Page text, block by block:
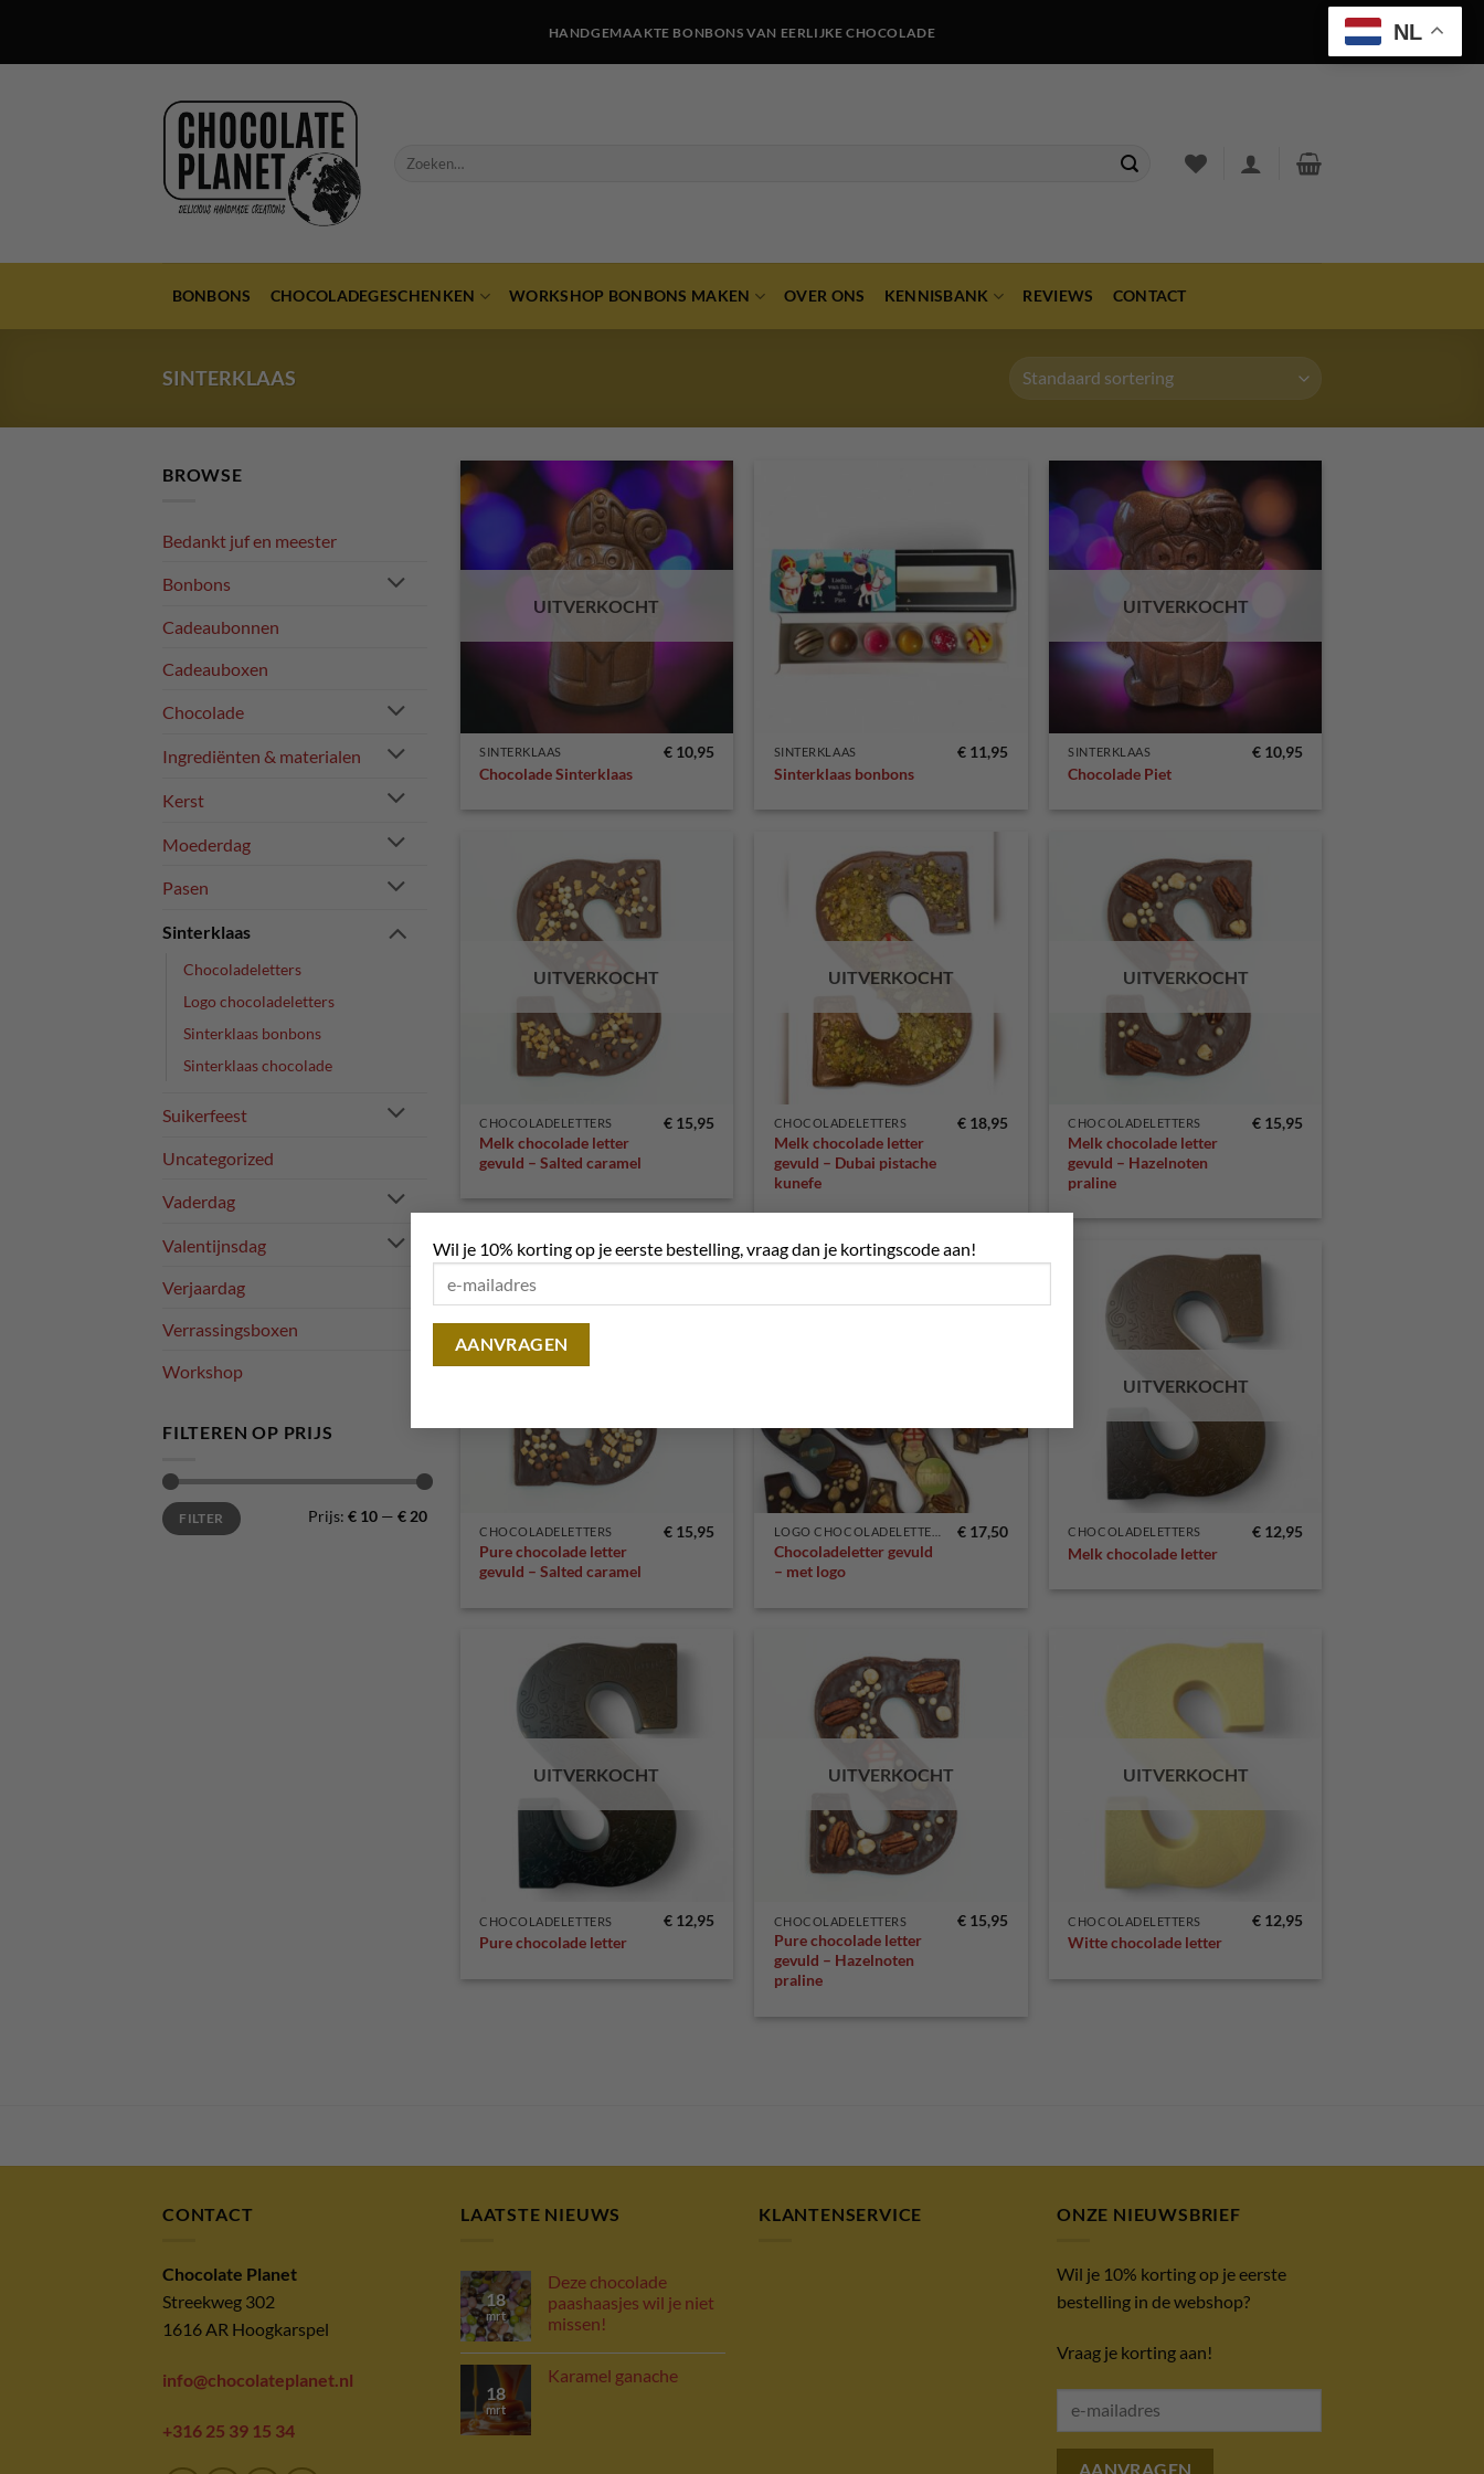
Wil je 10% korting op je eerste bestelling, vraag dan je kortingscode aan!
inhoud
HANDGEMAAKTE BONBONS VAN EERLIJKE CHOCOLADE
Zoeken
BONBONS CHOCOLADEGESCHENKEN WORKSHOP BONBONS MAKEN OVER ONS KENNISBANK REVIEWS CONTACT
SINTERKLAAS
BROWSE
Bedankt juf en meester
Bonbons
Cadeaubonnen
Cadeauboxen
Chocolade
Ingrediënten & materialen
Kerst
Moederdag
Pasen
Sinterklaas
Chocoladeletters
Logo chocoladeletters
Sinterklaas bonbons
Sinterklaas chocolade
Suikerfeest
Uncategorized
Vaderdag
Valentijnsdag
Verjaardag
Verrassingsboxen
Workshop
FILTEREN OP PRIJS
Min.
prijs
Max.
prijsFILTER Prijs: € 10 — € 20
Toevoegen
aan
verlanglijst
UITVERKOCHT
SINTERKLAAS
Chocolade Sinterklaas
€10,95
verlanglijst
SINTERKLAAS
Sinterklaas bonbons
€ 11,95
Toevoegen
aan
verlanglijst
UITVERKOCHT
SINTERKLAAS
Chocolade Piet
€10,95
UITVERKOCHT
CHOCOLADELETTERS
Melk chocolade letter
gevuld – Salted caramel
€15,95
Toevoegen
verlanglijst
UITVERKOCHT
CHOCOLADELETTERS
Melk chocolade letter
gevuld – Dubai pistache
kunefe
€ 18,95
verlanglijst
UITVERKOCHT
CHOCOLADELETTERS
Melk chocolade letter
gevuld – Hazelnoten
praline
€15,95
CHOCOLADELETTERS
Pure chocolade letter
gevuld – Salted caramel
€15,95
Chocoladeletter gevuld
– met logo
€ 17,50
UITVERKOCHT
CHOCOLADELETTERS
Melk chocolade letter
€12,95
UITVERKOCHT
CHOCOLADELETTERS
Pure chocolade letter
€12,95
verlanglijst
UITVERKOCHT
CHOCOLADELETTERS
Pure chocolade letter
gevuld – Hazelnoten
praline
€ 15,95
UITVERKOCHT
CHOCOLADELETTERS
Witte chocolade letter
€12,95
CONTACT
Chocolate Planet
Streekweg 302
1616 AR Hoogkarspel
info@chocolateplanet.nl
+316 25 39 15 34
LAATSTE NIEUWS
18
mrt
Deze chocolade
paashaasjes wil je niet
missen!
18
mrt
Karamel ganache
KLANTENSERVICE ONZE NIEUWSBRIEF
Wil je 10% korting op je eerste
bestelling in de webshop?
Vraag je korting aan!
NL